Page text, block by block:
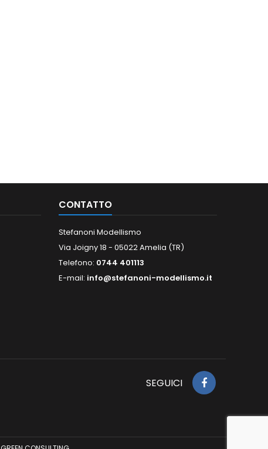
CONTATTO
Stefanoni Modellismo
Via Joigny 18 - 05022 Amelia (TR)
Telefono: 0744 401113
E-mail: info@stefanoni-modellismo.it
SEGUICI